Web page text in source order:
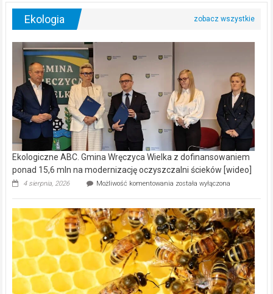
Ekologia
Ekologiczne ABC. Gmina Wręczyca Wielka z dofinansowaniem
ponad 15,6 mln na modernizację oczyszczalni ścieków [wideo]
4 sierpnia, 2026 Możliwość komentowania Ekologiczne
Wręczyca
Wielka
z
dofinansowaniem
ponad
15,6
mln
na
modernizację
została wyłączona